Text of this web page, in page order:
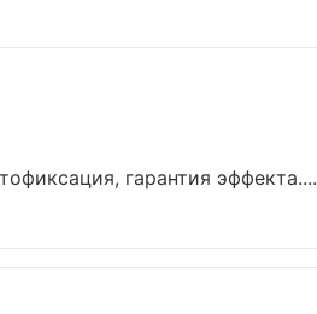
гарантия эффекта....